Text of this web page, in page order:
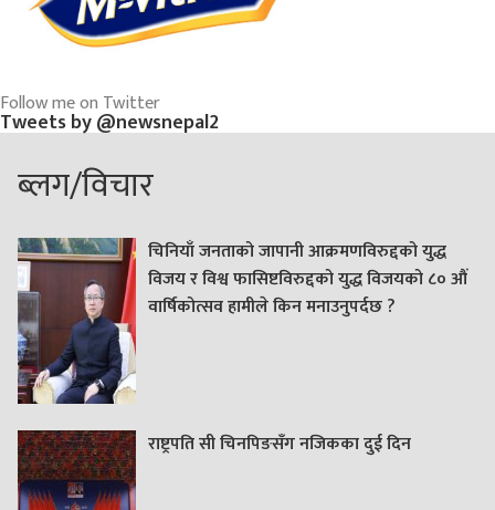
Follow me on Twitter
Tweets by @newsnepal2
ब्लग/विचार
चिनियाँ जनताको जापानी आक्रमणविरुद्दको युद्ध
विजय र विश्व फासिष्टविरुद्दको युद्ध विजयको ८० औं
वार्षिकोत्सव हामीले किन मनाउनुपर्दछ ?
राष्ट्रपति सी चिनपिङसँग नजिकका दुई दिन